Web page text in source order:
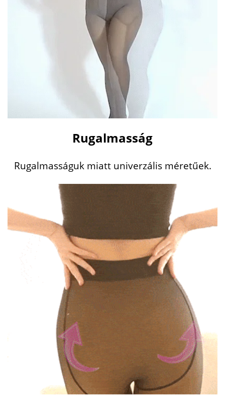
Rugalmasság
Rugalmasságuk miatt univerzális méretűek.